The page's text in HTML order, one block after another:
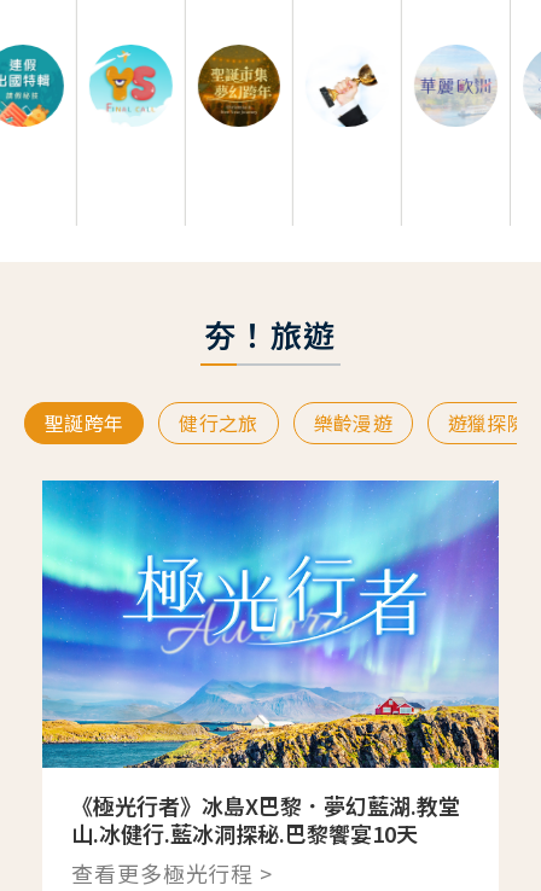
夯！旅遊
聖誕跨年 健行之旅 樂齡漫遊 遊獵探險
《極光行者》冰島X巴黎．夢幻藍湖.教堂
山.冰健行.藍冰洞探秘.巴黎饗宴10天
查看更多極光行程 >